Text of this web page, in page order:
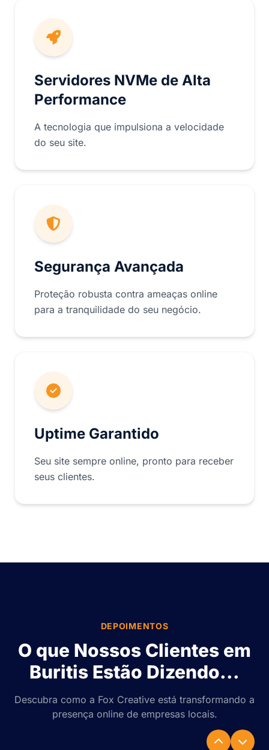
Servidores NVMe de Alta
Performance
A tecnologia que impulsiona a velocidade
do seu site.
Segurança Avançada
Proteção robusta contra ameaças online
para a tranquilidade do seu negócio.
Uptime Garantido
Seu site sempre online, pronto para receber
seus clientes.
DEPOIMENTOS
O que Nossos Clientes em
Buritis Estão Dizendo...
Descubra como a Fox Creative está transformando a
presença online de empresas locais.